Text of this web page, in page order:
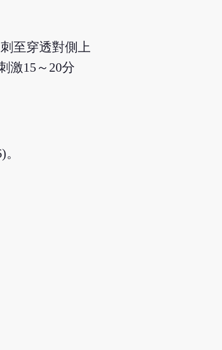
至穿透對側上
激15～20分